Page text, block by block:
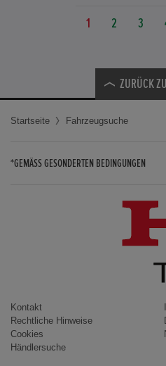
1 2 3
ZURÜCK
Startseite Fahrzeugsuche
*GEMÄSS GESONDERTEN BEDINGUNGEN
CIVIC / CIVIC LIMOUSINE
INSIGHT
ACCORD
Kontakt
Rechtliche Hinweise
Cookies
Händlersuche